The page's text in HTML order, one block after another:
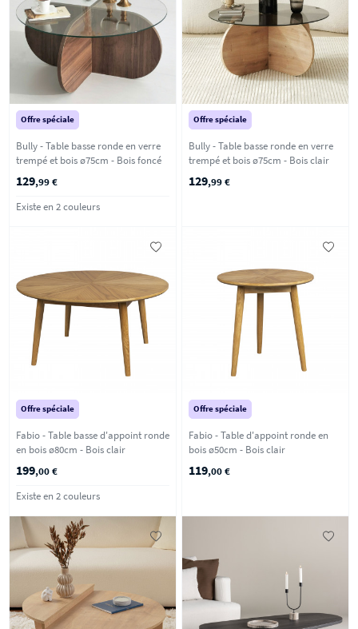
Offre spéciale
Bully - Table basse ronde en verre
trempé et bois ø75cm - Bois foncé
129,99 €
Existe en 2 couleurs
Offre spéciale
Bully - Table basse ronde en verre
trempé et bois ø75cm - Bois clair
129,99 €
Offre spéciale
Fabio - Table basse d'appoint ronde
en bois ø80cm - Bois clair
199,00 €
Existe en 2 couleurs
Offre spéciale
Fabio - Table d'appoint ronde en
bois ø50cm - Bois clair
119,00 €